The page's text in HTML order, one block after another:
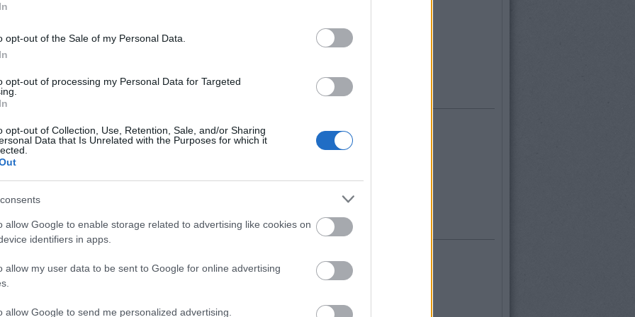
opt-out of the Sale of my Personal Data.
opt-out of processing my Personal Data for Targeted
opt-out of Collection, Use, Retention, Sale, and/or Sharing
Data that Is Unrelated with the Purposes for which it
allow Google to enable storage related to advertising like cookies on
identifiers in apps.
allow my user data to be sent to Google for online advertising
allow Google to send me personalized advertising.
színész Szép
es Emmy-
Andrew Garfield nemrég tért vissza a
Ennek oka az, hogy Andrew aranyos
2022-es Emmy-díjátadón sikeresen
a nők szívét. Andrew számos más hírességgel
a Microsoft Theatre-ben, Los Angeles
2022 október
2022 szeptember
Feedek
bejegyzések,kommentek
Egyéb